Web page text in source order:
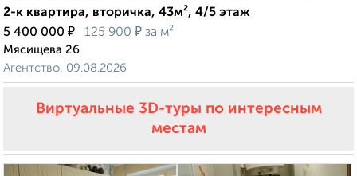
2-к квартира, вторичка, 43м², 4/5 этаж
5 400 000 ₽ 125 900 ₽ за м²
Мясищева 26
Агентство, 09.08.2026
Виртуальные 3D-туры по интересным
местам